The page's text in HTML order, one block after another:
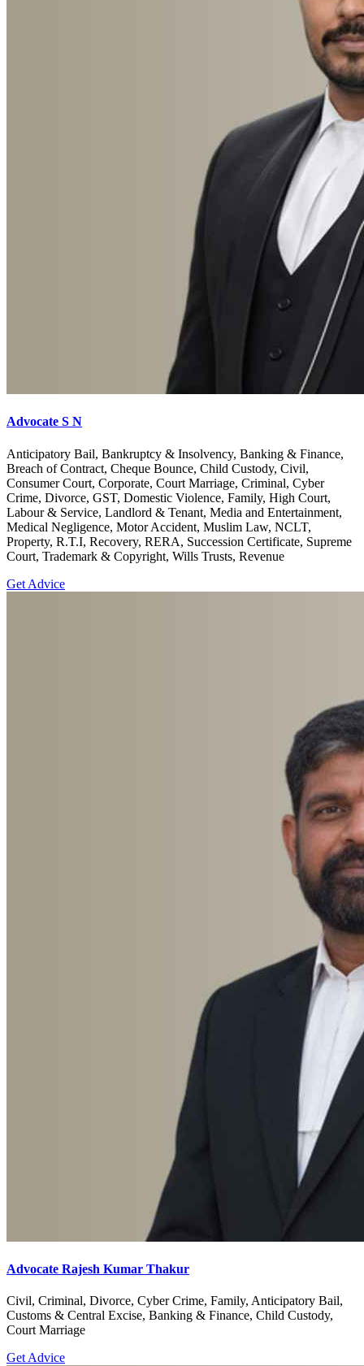
Advocate S N
Anticipatory Bail, Bankruptcy & Insolvency, Banking & Finance,
Breach of Contract, Cheque Bounce, Child Custody, Civil,
Consumer Court, Corporate, Court Marriage, Criminal, Cyber
Crime, Divorce, GST, Domestic Violence, Family, High Court,
Labour & Service, Landlord & Tenant, Media and Entertainment,
Medical Negligence, Motor Accident, Muslim Law, NCLT,
Property, R.T.I, Recovery, RERA, Succession Certificate, Supreme
Court, Trademark & Copyright, Wills Trusts, Revenue
Get Advice
Advocate Rajesh Kumar Thakur
Civil, Criminal, Divorce, Cyber Crime, Family, Anticipatory Bail,
Customs & Central Excise, Banking & Finance, Child Custody,
Court Marriage
Get Advice